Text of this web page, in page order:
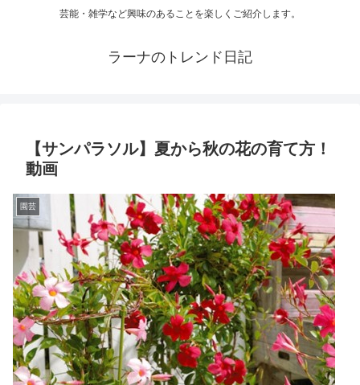
芸能・雑学など興味のあることを楽しくご紹介します。
ラーナのトレンド日記
【サンパラソル】夏から秋の花の育て方！
動画
園芸